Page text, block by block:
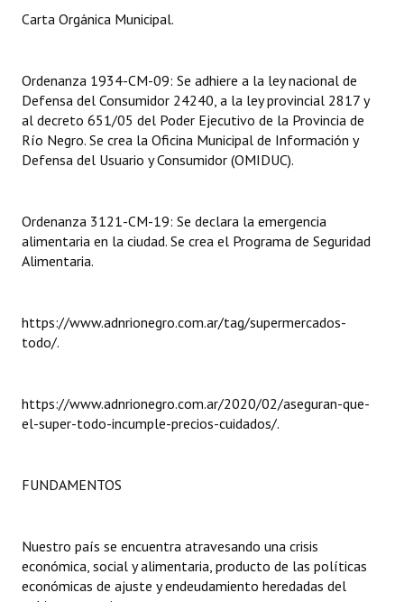
Comunicaciones
Resoluciones
Resoluciones de Presidencia
INSTITUCIONAL
Noticias Destacadas
Datos Históricos
Mujeres que Dejaron Huellas - Registro
Banca del Vecino - Registro
Huéspedes de Honor - Registro
Carta Orgánica Municipal.
Ordenanza 1934-CM-09: Se adhiere a la ley nacional de
Defensa del Consumidor 24240, a la ley provincial 2817 y
al decreto 651/05 del Poder Ejecutivo de la Provincia de
Río Negro. Se crea la Oficina Municipal de Información y
Defensa del Usuario y Consumidor (OMIDUC).
Ordenanza 3121-CM-19: Se declara la emergencia
alimentaria en la ciudad. Se crea el Programa de Seguridad
Alimentaria.
https://www.adnrionegro.com.ar/tag/supermercados-
todo/.
https://www.adnrionegro.com.ar/2020/02/aseguran-que-
el-super-todo-incumple-precios-cuidados/.
FUNDAMENTOS
Nuestro país se encuentra atravesando una crisis
económica, social y alimentaria, producto de las políticas
económicas de ajuste y endeudamiento heredadas del